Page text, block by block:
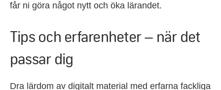
får ni göra något nytt och öka lärandet.
Tips och erfarenheter – när det
passar dig
Dra lärdom av digitalt material med erfarna fackliga